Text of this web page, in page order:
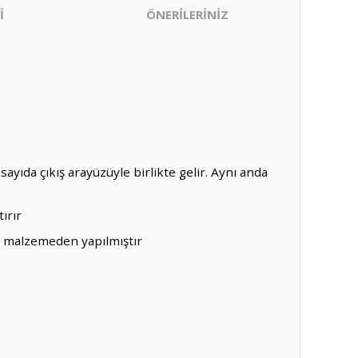
ÖNERİLERİNİZ
çıkış arayüzüyle birlikte gelir. Aynı anda
yapılmıştır